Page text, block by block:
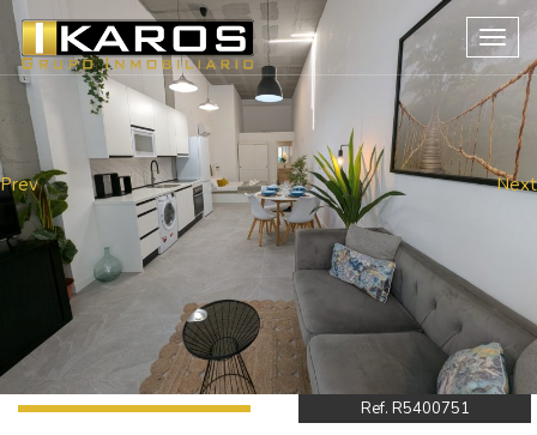
Prev Next
Ref. R5400751